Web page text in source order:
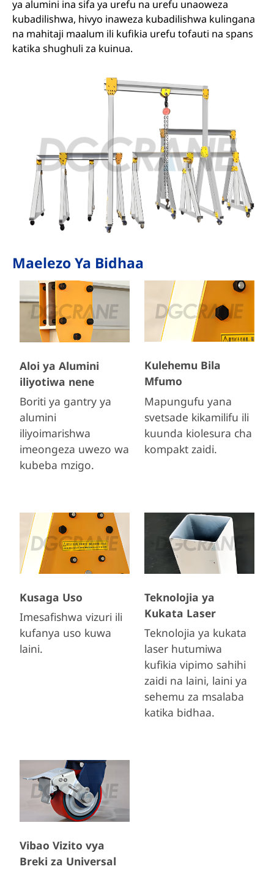
ya alumini ina sifa ya urefu na urefu unaoweza
kubadilishwa, hivyo inaweza kubadilishwa kulingana
na mahitaji maalum ili kufikia urefu tofauti na spans
katika shughuli za kuinua.
Maelezo Ya Bidhaa
Aloi ya Alumini
iliyotiwa nene
Boriti ya gantry ya
alumini
iliyoimarishwa
imeongeza uwezo wa
kubeba mzigo.
Kulehemu Bila
Mfumo
Mapungufu yana
svetsade kikamilifu ili
kuunda kiolesura cha
kompakt zaidi.
Kusaga Uso
Imesafishwa vizuri ili
kufanya uso kuwa
laini.
Teknolojia ya
Kukata Laser
Teknolojia ya kukata
laser hutumiwa
kufikia vipimo sahihi
zaidi na laini, laini ya
sehemu za msalaba
katika bidhaa.
Vibao Vizito vya
Breki za Universal